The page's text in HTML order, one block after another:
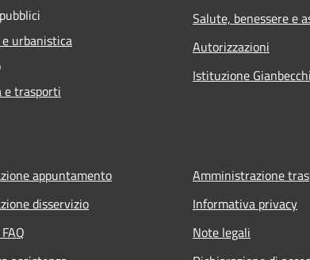
urbanistica
e trasporti
Salute, benessere e
Autorizzazioni
Istituzione
appuntamento
disservizio
Amministrazione
Informativa privacy
Note legali